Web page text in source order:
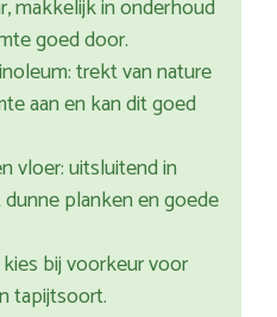
makkelijk in onderhoud
goed door.
trekt van nature
aan en kan dit goed
vloer: uitsluitend in
planken en goede
bij voorkeur voor
tapijtsoort.